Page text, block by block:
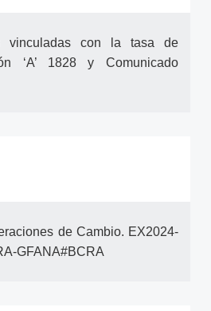
vinculadas con la tasa de
‘A’ 1828 y Comunicado
de Cambio. EX2024-
GFANA#BCRA